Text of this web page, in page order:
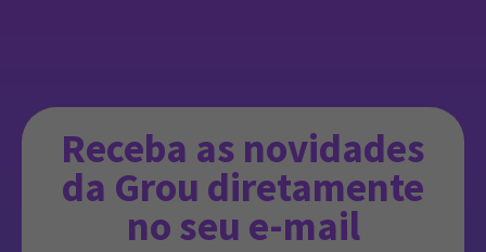
Receba as novidades
da Grou diretamente
no seu e-mail